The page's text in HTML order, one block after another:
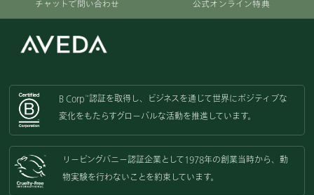
※ アヴェダの商品の成分は日々進化していきます。成分については最新の
チャットで問い合わせ 公式オンライン特典
B Corp ™認証を取得し、
ビジネスを通じて世界にポジティブな
変化をもたらすグローバルな活動を推進しています。
リーピングバニー認証企業として 1978年の創業当時から、動
物実験を行わないことを約束しています。